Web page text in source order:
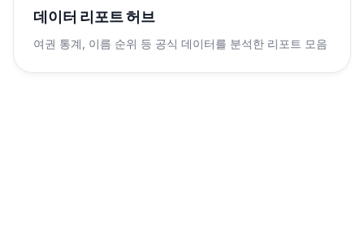
데이터 리포트 허브
여권 통계, 이름 순위 등 공식 데이터를 분석한 리포트 모음